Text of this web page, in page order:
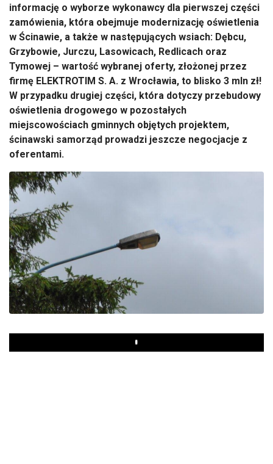
informację o wyborze wykonawcy dla pierwszej części
zamówienia, która obejmuje modernizację oświetlenia
w Ścinawie, a także w następujących wsiach: Dębcu,
Grzybowie, Jurczu, Lasowicach, Redlicach oraz
Tymowej – wartość wybranej oferty, złożonej przez
firmę ELEKTROTIM S. A. z Wrocławia, to blisko 3 mln zł!
W przypadku drugiej części, która dotyczy przebudowy
oświetlenia drogowego w pozostałych
miejscowościach gminnych objętych projektem,
ścinawski samorząd prowadzi jeszcze negocjacje z
oferentami.
Play